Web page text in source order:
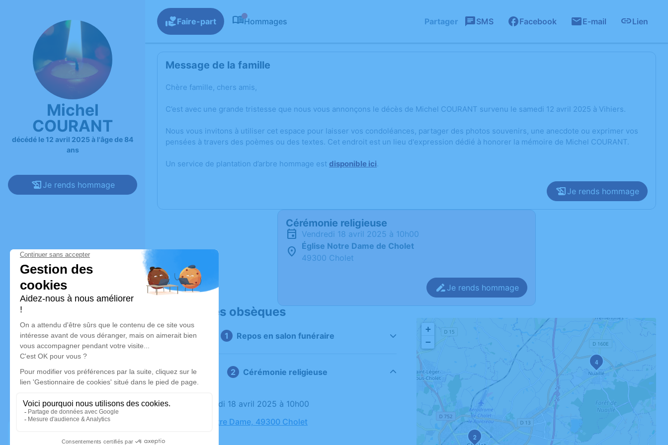
Michel
COURANT
décédé le 12 avril 2025 à l'âge de 84
ans
Je rends hommage
Faire-part Hommages Partager SMS Facebook E-mail Lien
Message de la famille
Chère famille, chers amis,
C’est avec une grande tristesse que nous vous annonçons le décès de Michel COURANT survenu le samedi 12 avril 2025 à Vihiers.
Nous vous invitons à utiliser cet espace pour laisser vos condoléances, partager des photos souvenirs, une anecdote ou exprimer vos
pensées à travers des poèmes ou des textes. Cet endroit est un lieu d'expression dédié à honorer la mémoire de Michel COURANT.
Un service de plantation d’arbre hommage est disponible ici.
Je rends hommage
Cérémonie religieuse
vendredi 18 avril 2025 à 10h00
Église Notre Dame de Cholet
49300 Cholet
Je rends hommage
Déroulé des obsèques
Repos en salon funéraire
Cérémonie religieuse
Le vendredi 18 avril 2025 à 10h00
Église Notre Dame, 49300 Cholet
2
4
+
−